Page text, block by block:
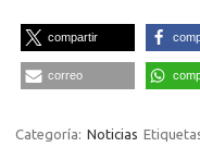
compartir
correo
Categoría: Noticias